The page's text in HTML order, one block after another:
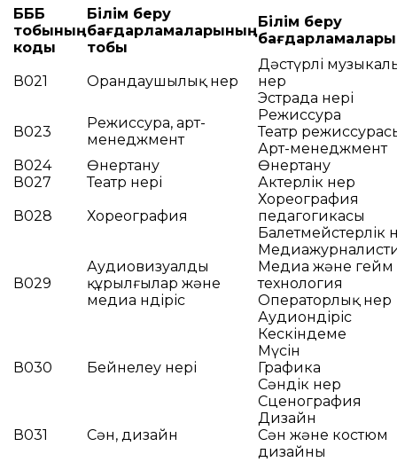
БББ
тобының
коды
Білім беру
бағдарламаларының
тобы
Білім беру
бағдарламалары
В021 Орандаушылық өнер
Дәстүрлі
өнер
Эстрада өнері
В023
Режиссура, арт-
менеджмент
Режиссура
Театр
Арт-менеджмент
В024
Өнертану
Өнертану
В027
Театр өнері
Актерлік өнер
В028
Хореография
Хореография
педагогикасы
Балетмейстерлік
В029
Аудиовизуалды
құрылғылар және
медиа өндіріс
Медиа және гейм
технология
Операторлық өнер
Аудиоөндіріс
В030 Бейнелеу өнері
Кескіндеме
Мүсін
Графика
Сәндік өнер
Сценография
В031
Сән, дизайн
Дизайн
Сән және костюм
дизайны